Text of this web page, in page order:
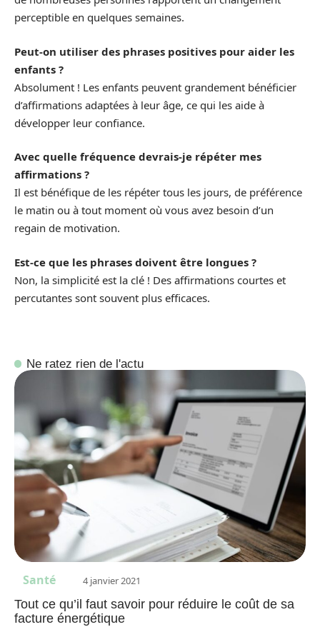
perceptible en quelques semaines.
Peut-on utiliser des phrases positives pour aider les
enfants ?
Absolument ! Les enfants peuvent grandement bénéficier
d’affirmations adaptées à leur âge, ce qui les aide à
développer leur confiance.
Avec quelle fréquence devrais-je répéter mes
affirmations ?
Il est bénéfique de les répéter tous les jours, de préférence
le matin ou à tout moment où vous avez besoin d’un
regain de motivation.
Est-ce que les phrases doivent être longues ?
Non, la simplicité est la clé ! Des affirmations courtes et
percutantes sont souvent plus efficaces.
Ne ratez rien de l'actu
Santé 4 janvier 2021
Tout ce qu’il faut savoir pour réduire le coût de sa
facture énergétique